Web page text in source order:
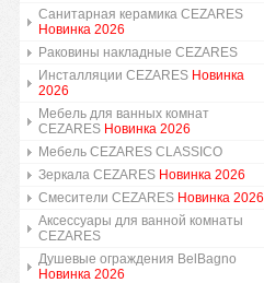
Санитарная керамика CEZARES
Новинка 2026
Раковины накладные CEZARES
Инсталляции CEZARES Новинка
2026
Мебель для ванных комнат
CEZARES Новинка 2026
Мебель CEZARES CLASSICO
Зеркала CEZARES Новинка 2026
Смесители CEZARES Новинка 2026
Аксессуары для ванной комнаты
CEZARES
Душевые ограждения BelBagno
Новинка 2026